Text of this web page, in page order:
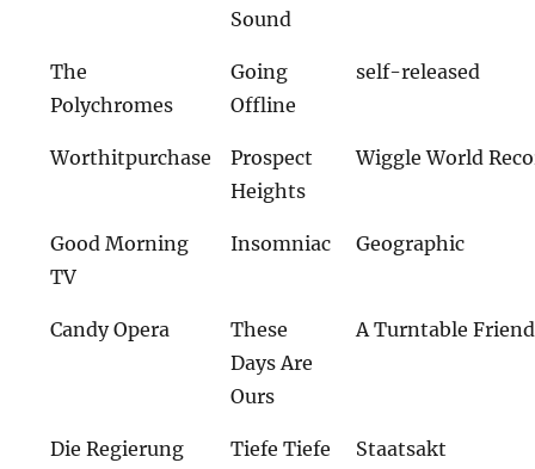
Sound
The
Polychromes
Going
Offline
self-released
Worthitpurchase
Prospect
Heights
Wiggle World
Good Morning
TV
Insomniac Geographic
Candy Opera
These
Days Are
Ours
A Turntable Friend
Die Regierung
Tiefe Tiefe
Staatsakt